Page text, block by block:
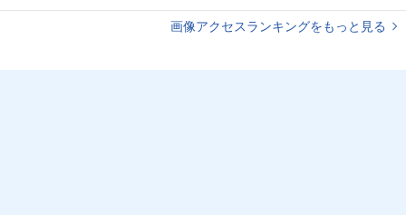
画像アクセスランキングをもっと見る